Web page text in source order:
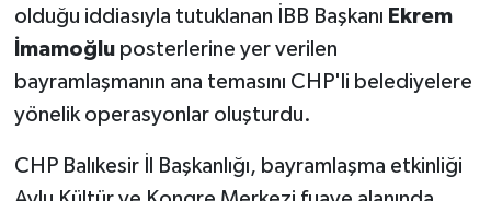
olduğu iddiasıyla tutuklanan İBB Başkanı Ekrem
İmamoğlu posterlerine yer verilen
bayramlaşmanın ana temasını CHP'li belediyelere
yönelik operasyonlar oluşturdu.
CHP Balıkesir İl Başkanlığı, bayramlaşma etkinliği